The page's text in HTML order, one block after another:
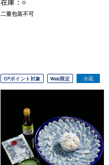
在庫：○
二重包装不可
OPポイント対象 Web限定 冷蔵